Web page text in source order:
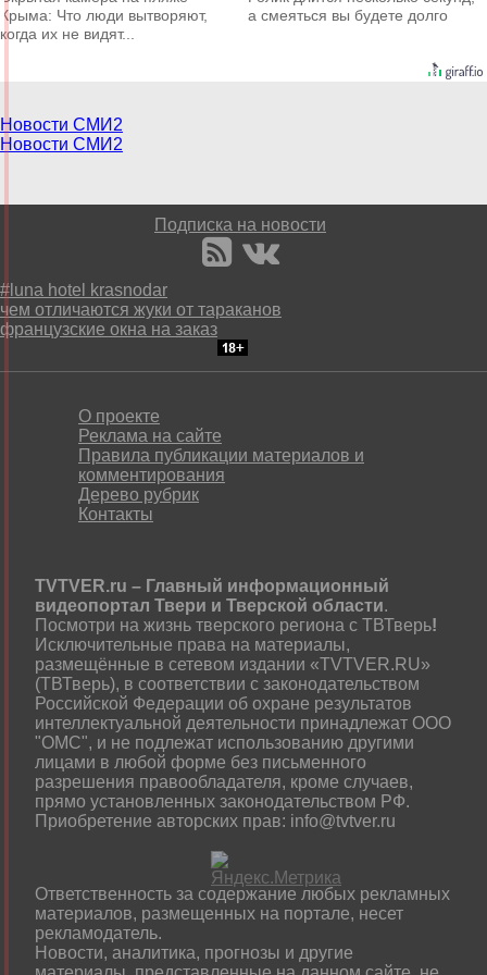
Крыма: Что люди вытворяют,
когда их не видят...
а смеяться вы будете долго
Новости СМИ2
Новости СМИ2
Подписка на новости
#luna hotel krasnodar
чем отличаются жуки от тараканов
французские окна на заказ
О проекте
Реклама на сайте
Правила публикации материалов и
комментирования
Дерево рубрик
Контакты
TVTVER.ru – Главный информационный
видеопортал Твери и Тверской области.
Посмотри на жизнь тверского региона с ТВТверь!
Исключительные права на материалы,
размещённые в сетевом издании «TVTVER.RU»
(ТВТверь), в соответствии с законодательством
Российской Федерации об охране результатов
интеллектуальной деятельности принадлежат ООО
"ОМС", и не подлежат использованию другими
лицами в любой форме без письменного
разрешения правообладателя, кроме случаев,
прямо установленных законодательством РФ.
Приобретение авторских прав: info@tvtver.ru
Ответственность за содержание любых рекламных
материалов, размещенных на портале, несет
рекламодатель.
Новости, аналитика, прогнозы и другие